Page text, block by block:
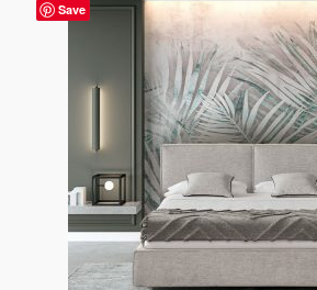
Save